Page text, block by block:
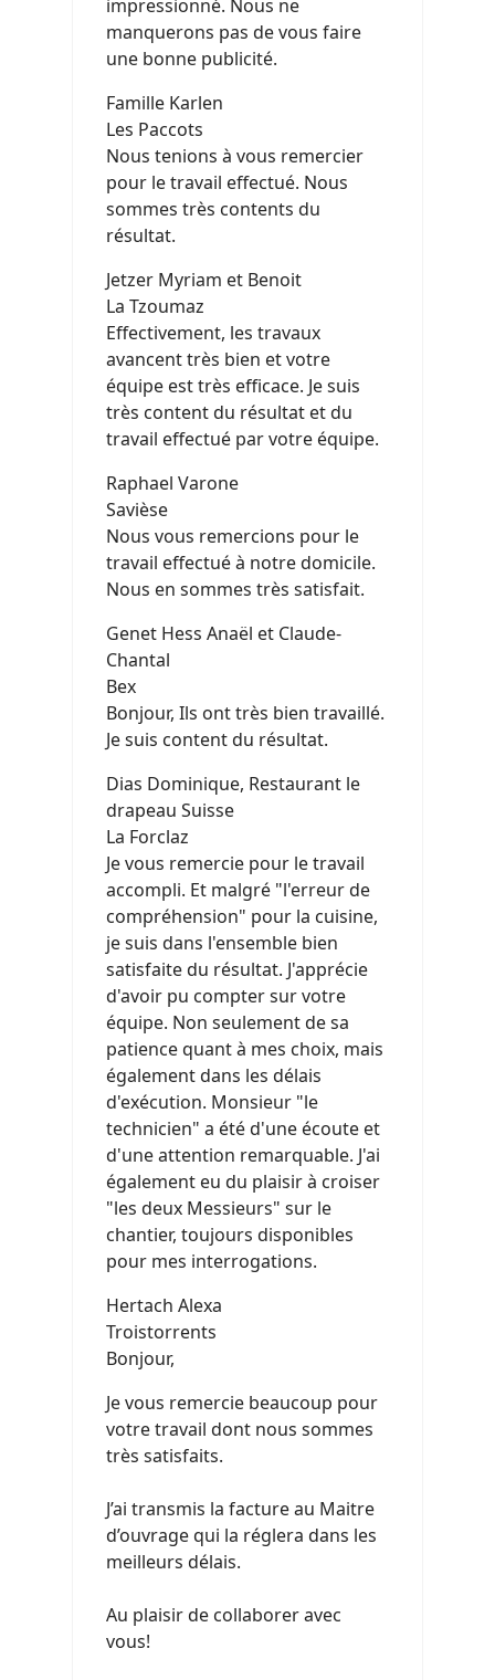
impressionné. Nous ne
manquerons pas de vous faire
une bonne publicité.
Famille Karlen
Les Paccots
Nous tenions à vous remercier
pour le travail effectué. Nous
sommes très contents du
résultat.
Jetzer Myriam et Benoit
La Tzoumaz
Effectivement, les travaux
avancent très bien et votre
équipe est très efficace. Je suis
très content du résultat et du
travail effectué par votre équipe.
Raphael Varone
Savièse
Nous vous remercions pour le
travail effectué à notre domicile.
Nous en sommes très satisfait.
Genet Hess Anaël et Claude-
Chantal
Bex
Bonjour, Ils ont très bien travaillé.
Je suis content du résultat.
Dias Dominique, Restaurant le
drapeau Suisse
La Forclaz
Je vous remercie pour le travail
accompli. Et malgré "l'erreur de
compréhension" pour la cuisine,
je suis dans l'ensemble bien
satisfaite du résultat. J'apprécie
d'avoir pu compter sur votre
équipe. Non seulement de sa
patience quant à mes choix, mais
également dans les délais
d'exécution. Monsieur "le
technicien" a été d'une écoute et
d'une attention remarquable. J'ai
également eu du plaisir à croiser
"les deux Messieurs" sur le
chantier, toujours disponibles
pour mes interrogations.
Hertach Alexa
Troistorrents
Bonjour,
Je vous remercie beaucoup pour
votre travail dont nous sommes
très satisfaits.
J’ai transmis la facture au Maitre
d’ouvrage qui la réglera dans les
meilleurs délais.
Au plaisir de collaborer avec
vous!